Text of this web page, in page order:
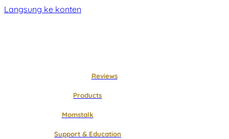
Langsung ke konten
Reviews
Products
Momstalk
Support & Education